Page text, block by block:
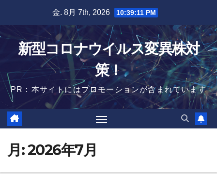
content
金. 8月 7th, 2026 10:39:12 PM
新型コロナウイルス変異株対
策！
PR：本サイトにはプロモーションが含まれています
月:2026年7月